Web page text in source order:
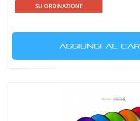
SU ORDINAZIONE
AGGIUNGI AL